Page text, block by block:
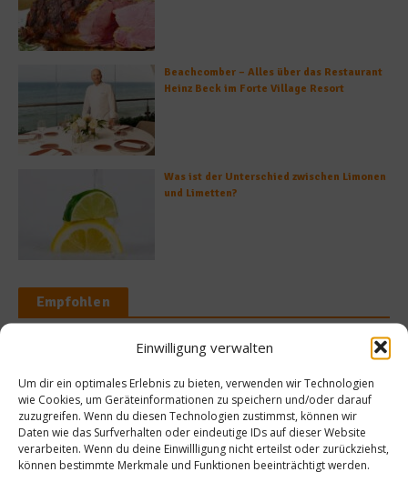
Einwilligung verwalten
Um dir ein optimales Erlebnis zu bieten, verwenden wir Technologien
wie Cookies, um Geräteinformationen zu speichern und/oder darauf
zuzugreifen. Wenn du diesen Technologien zustimmst, können wir
Daten wie das Surfverhalten oder eindeutige IDs auf dieser Website
verarbeiten. Wenn du deine Einwillligung nicht erteilst oder zurückziehst,
können bestimmte Merkmale und Funktionen beeinträchtigt werden.
Beachcomber – Alles über das Restaurant
Heinz Beck im Forte Village Resort
Was ist der Unterschied zwischen Limonen
und Limetten?
Empfohlen
Kürbis-
BIOLEK –
meines